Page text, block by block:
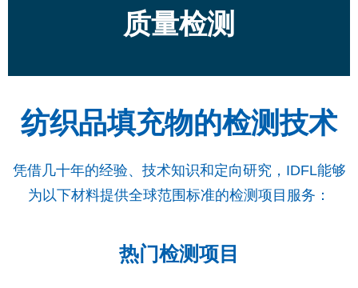
质量检测
纺织品填充物的检测技术
凭借几十年的经验、技术知识和定向研究，IDFL能够
为以下材料提供全球范围标准的检测项目服务：
热门检测项目